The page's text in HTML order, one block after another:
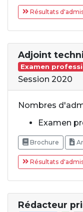
Résultats
Adjoint
Examen
Session 2020
Nombres
Examen
Brochure
Résultats
Rédacteur